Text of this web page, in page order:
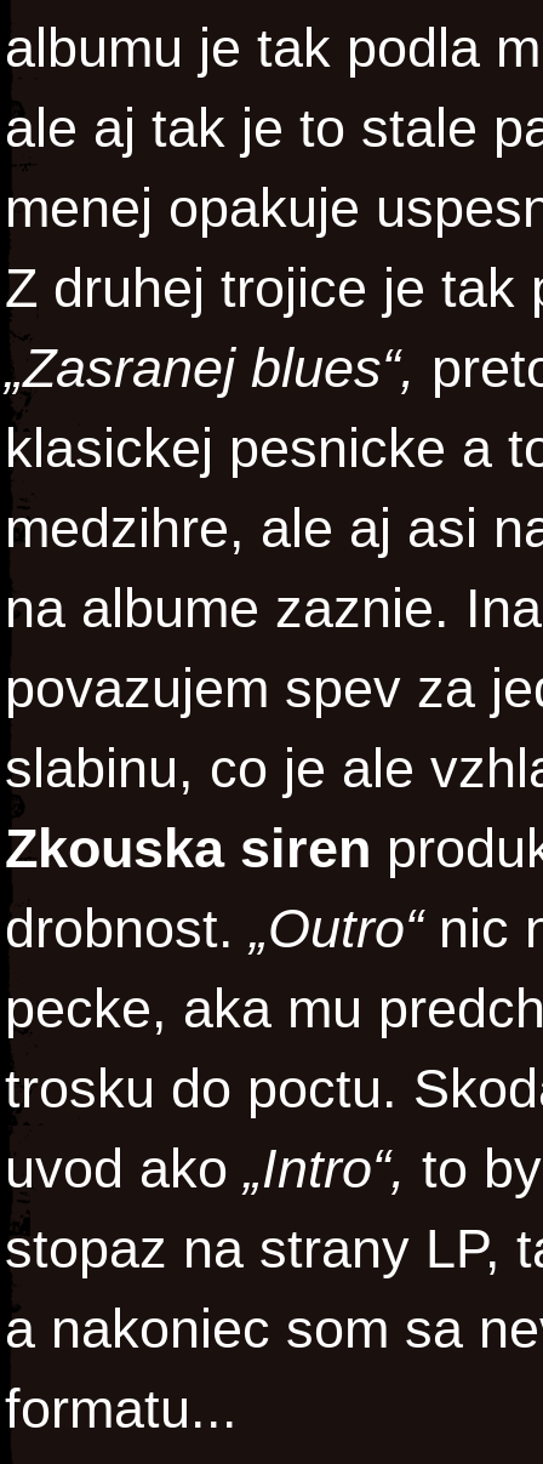
albumu je tak podla
ale aj tak je to stale
menej opakuje
Z druhej trojice je tak
„Zasranej blues“,
klasickej pesnicke a
medzihre, ale aj asi
na albume zaznie.
povazujem spev za
slabinu, co je ale
Zkouska siren
drobnost. „Outro“ nic
pecke, aka mu
trosku do poctu.
uvod ako „Intro“, to
stopaz na strany LP,
a nakoniec som sa
formatu...